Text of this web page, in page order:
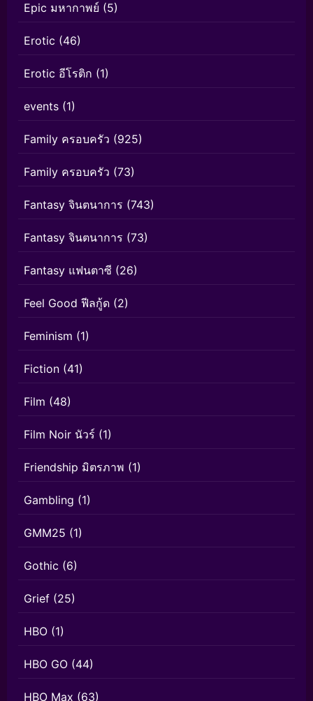
Epic มหากาพย์ (5)
Erotic (46)
Erotic อีโรติก (1)
events (1)
Family ครอบครัว (925)
Family ครอบครัว (73)
Fantasy จินตนาการ (743)
Fantasy จินตนาการ (73)
Fantasy แฟนตาซี (26)
Feel Good ฟีลกู้ด (2)
Feminism (1)
Fiction (41)
Film (48)
Film Noir นัวร์ (1)
Friendship มิตรภาพ (1)
Gambling (1)
GMM25 (1)
Gothic (6)
Grief (25)
HBO (1)
HBO GO (44)
HBO Max (63)